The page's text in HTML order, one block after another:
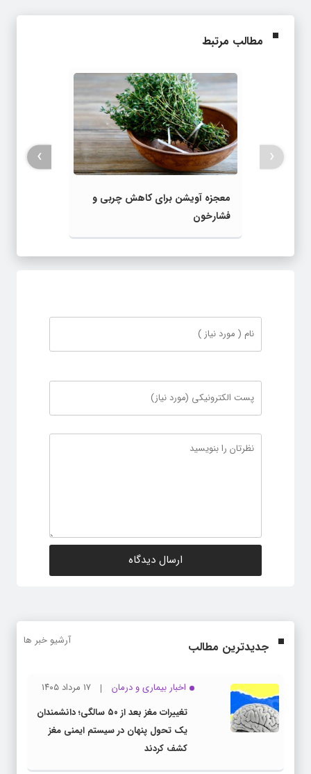
مطالب مرتبط
معجزه آویشن برای کاهش چربی و
فشارخون
‹
›
جدیدترین مطالب آرشیو خبر ها
اخبار بیماری و درمان
۱۷ مرداد ۱۴۰۵
تغییرات مغز بعد از ۵۰ سالگی؛ دانشمندان
یک تحول پنهان در سیستم ایمنی مغز
کشف کردند